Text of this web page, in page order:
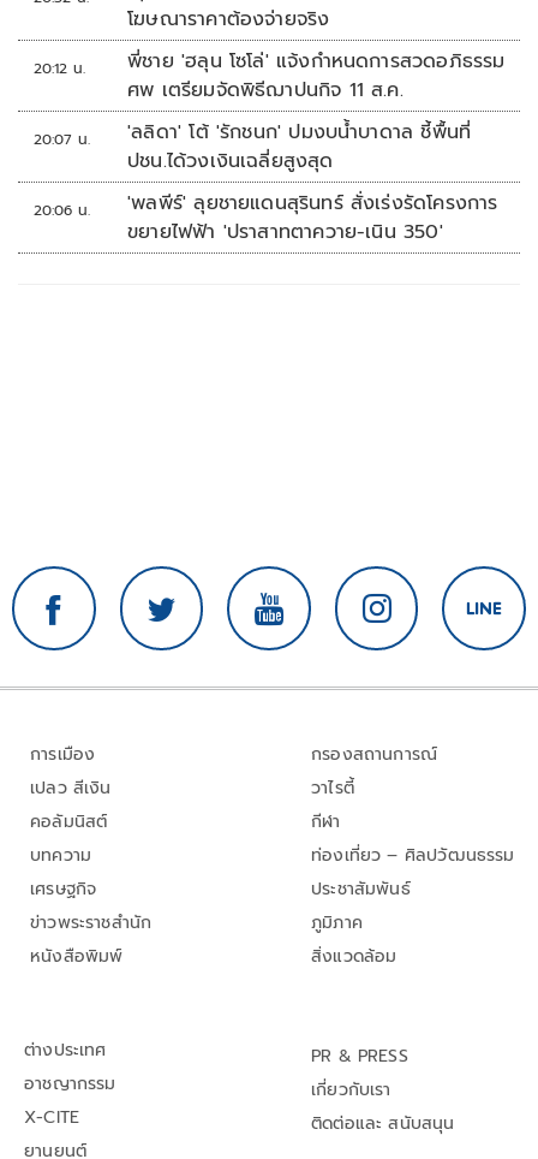
โฆษณาราคาต้องจ่ายจริง
20:12 น.
พี่ชาย 'ฮลุน โซโล่' แจ้งกำหนดการสวดอภิธรรม
ศพ เตรียมจัดพิธีฌาปนกิจ 11 ส.ค.
20:07 น.
'ลลิดา' โต้ 'รักชนก' ปมงบน้ำบาดาล ชี้พื้นที่
ปชน.ได้วงเงินเฉลี่ยสูงสุด
20:06 น.
'พลพีร์' ลุยชายแดนสุรินทร์ สั่งเร่งรัดโครงการ
ขยายไฟฟ้า 'ปราสาทตาควาย-เนิน 350'
การเมือง
เปลว สีเงิน
คอลัมนิสต์
บทความ
เศรษฐกิจ
ข่าวพระราชสำนัก
หนังสือพิมพ์
กรองสถานการณ์
วาไรตี้
กีฬา
ท่องเที่ยว – ศิลปวัฒนธรรม
ประชาสัมพันธ์
ภูมิภาค
สิ่งแวดล้อม
ต่างประเทศ
อาชญากรรม
X-CITE
ยานยนต์
PR & PRESS
เกี่ยวกับเรา
ติดต่อและ สนับสนุน